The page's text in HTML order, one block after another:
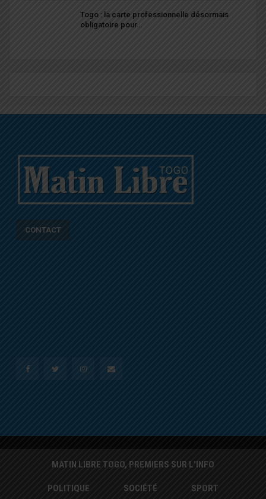
Togo : la carte professionnelle désormais
obligatoire pour…
CONTACT
MATIN LIBRE TOGO, PREMIERS SUR L’INFO
POLITIQUE SOCIÉTÉ SPORT